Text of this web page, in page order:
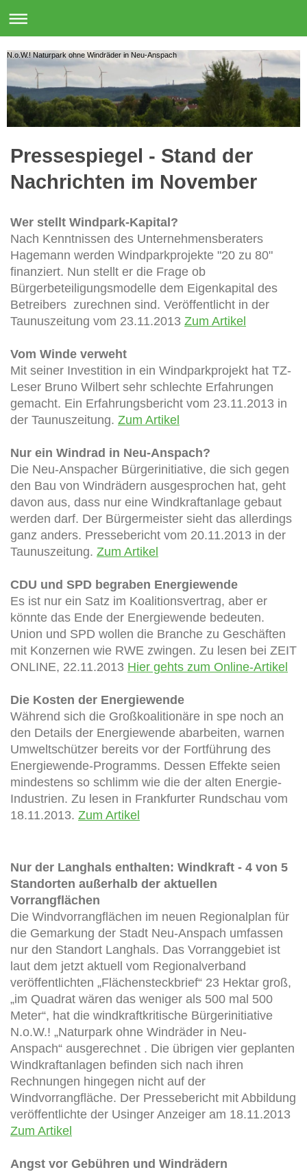
N.o.W.! Naturpark ohne Windräder in Neu-Anspach
Pressespiegel - Stand der
Nachrichten im November
Wer stellt Windpark-Kapital?
Nach Kenntnissen des Unternehmensberaters
Hagemann werden Windparkprojekte "20 zu 80"
finanziert. Nun stellt er die Frage ob
Bürgerbeteiligungsmodelle dem Eigenkapital des
Betreibers zurechnen sind. Veröffentlicht in der
Taunuszeitung vom 23.11.2013 Zum Artikel
Vom Winde verweht
Mit seiner Investition in ein Windparkprojekt hat TZ-
Leser Bruno Wilbert sehr schlechte Erfahrungen
gemacht. Ein Erfahrungsbericht vom 23.11.2013 in
der Taunuszeitung. Zum Artikel
Nur ein Windrad in Neu-Anspach?
Die Neu-Anspacher Bürgerinitiative, die sich gegen
den Bau von Windrädern ausgesprochen hat, geht
davon aus, dass nur eine Windkraftanlage gebaut
werden darf. Der Bürgermeister sieht das allerdings
ganz anders. Pressebericht vom 20.11.2013 in der
Taunuszeitung. Zum Artikel
CDU und SPD begraben Energiewende
Es ist nur ein Satz im Koalitionsvertrag, aber er
könnte das Ende der Energiewende bedeuten.
Union und SPD wollen die Branche zu Geschäften
mit Konzernen wie RWE zwingen. Zu lesen bei ZEIT
ONLINE, 22.11.2013 Hier gehts zum Online-Artikel
Die Kosten der Energiewende
Während sich die Großkoalitionäre in spe noch an
den Details der Energiewende abarbeiten, warnen
Umweltschützer bereits vor der Fortführung des
Energiewende-Programms. Dessen Effekte seien
mindestens so schlimm wie die der alten Energie-
Industrien. Zu lesen in Frankfurter Rundschau vom
18.11.2013. Zum Artikel
Nur der Langhals enthalten: Windkraft - 4 von 5
Standorten außerhalb der aktuellen
Vorrangflächen
Die Windvorrangflächen im neuen Regionalplan für
die Gemarkung der Stadt Neu-Anspach umfassen
nur den Standort Langhals. Das Vorranggebiet ist
laut dem jetzt aktuell vom Regionalverband
veröffentlichten „Flächensteckbrief“ 23 Hektar groß,
„im Quadrat wären das weniger als 500 mal 500
Meter“, hat die windkraftkritische Bürgerinitiative
N.o.W.! „Naturpark ohne Windräder in Neu-
Anspach“ ausgerechnet . Die übrigen vier geplanten
Windkraftanlagen befinden sich nach ihren
Rechnungen hingegen nicht auf der
Windvorrangfläche. Der Pressebericht mit Abbildung
veröffentlichte der Usinger Anzeiger am 18.11.2013
Zum Artikel
Angst vor Gebühren und Windrädern